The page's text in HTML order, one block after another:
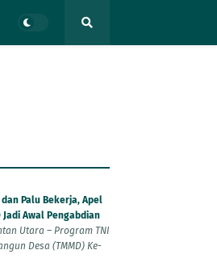
Palu Bekerja, Apel
Jadi Awal Pengabdian
Utara – Program TNI
Desa (TMMD) Ke-